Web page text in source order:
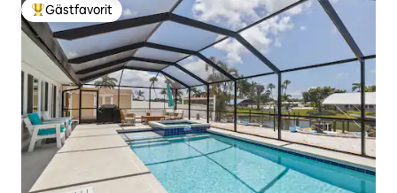
Populär gästfavorit
Gästfavorit